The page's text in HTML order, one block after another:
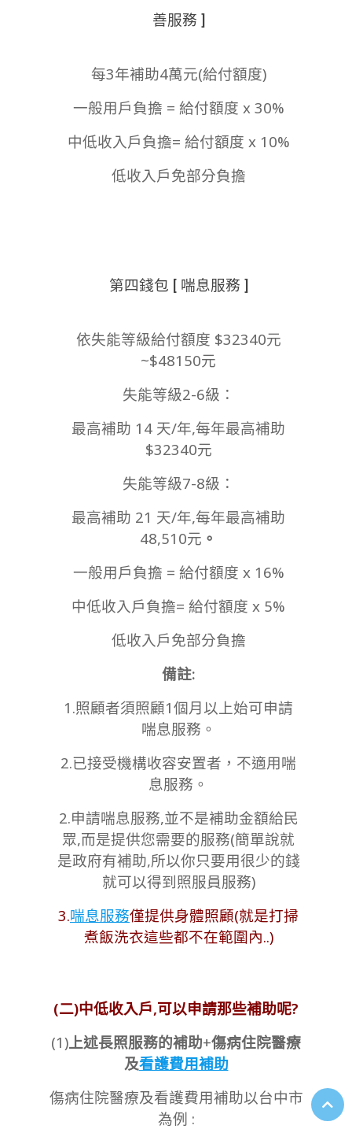
善服務 ]
每3年補助4萬元(給付額度)
一般用戶負擔 = 給付額度 x 30%
中低收入戶負擔= 給付額度 x 10%
低收入戶免部分負擔
第四錢包 [ 喘息服務 ]
依失能等級給付額度 $32340元
~$48150元
失能等級2-6級：
最高補助 14 天/年,每年最高補助
$32340元
失能等級7-8級：
最高補助 21 天/年,每年最高補助
48,510元 。
一般用戶負擔 = 給付額度 x 16%
中低收入戶負擔= 給付額度 x 5%
低收入戶免部分負擔
備註:
1.照顧者須照顧1個月以上始可申請
喘息服務。
2.已接受機構收容安置者，不適用喘
息服務。
2.申請喘息服務,並不是補助金額給民
眾,而是提供您需要的服務(簡單說就
是政府有補助,所以你只要用很少的錢
就可以得到照服員服務)
3.喘息服務僅提供身體照顧(就是打掃
煮飯洗衣這些都不在範圍內..)
(二)中低收入戶,可以申請那些補助呢?
(1)上述長照服務的補助+傷病住院醫療
及看護費用補助
傷病住院醫療及看護費用補助以台中市
為例 :